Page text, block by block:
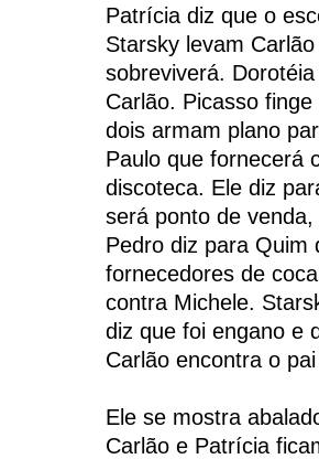
Patrícia diz que o
Starsky levam
sobreviverá.
Carlão. Picasso
dois armam plano
Paulo que fornecerá
discoteca. Ele diz
será ponto de
Pedro diz para Quim
fornecedores de
contra Michele.
diz que foi engano e
Carlão encontra o
Ele se mostra
Carlão e Patrícia